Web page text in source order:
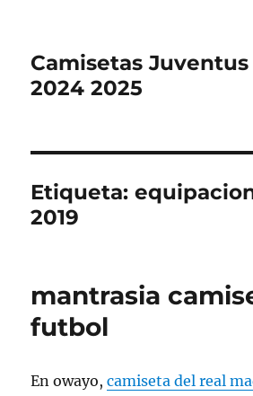
Camisetas
2024 2025
Etiqueta:
2019
mantrasia
futbol
En owayo,camiseta del real